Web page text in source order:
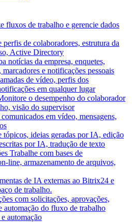
fluxos de trabalho e gerencie dados
perfis de colaboradores, estrutura da
Active Directory
notícias da empresa, enquetes,
e notificações pessoais
de vídeo, perfis dos
em qualquer lugar
o desempenho do colaborador
visão do supervisor
em vídeo, mensagens,
tópicos, ideias geradas por IA, edição
por IA, tradução de texto
Trabalhe com bases de
line, armazenamento de arquivos,
de IA externas ao Bitrix24 e
de trabalho.
com solicitações, aprovações,
automação do fluxo de trabalho
automação